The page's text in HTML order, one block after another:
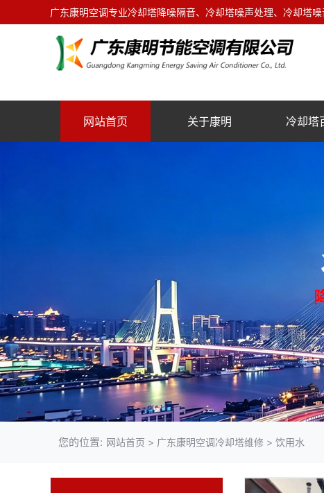
广东康明空调专业冷却塔降噪隔音、冷却塔噪声处理、冷却塔
网站首页 关于康明 冷却塔
您的位置: 网站首页 > 广东康明空调冷却塔维修 > 饮用水